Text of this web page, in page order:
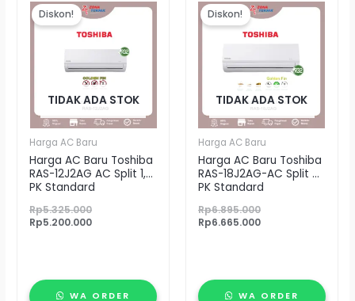
TIDAK ADA STOK
Diskon!
Harga AC Baru
Harga AC Baru Toshiba
RAS-12J2AG AC Split 1,5
PK Standard
Rp5.325.000
aslinya
adalah:
Rp5.325.000.
Rp5.200.000
saat
ini
adalah:
Rp5.200.000.
WA ORDER
TIDAK ADA STOK
Diskon!
Harga AC Baru
Harga AC Baru Toshiba
RAS-18J2AG-AC Split 2
PK Standard
Rp6.895.000
aslinya
adalah:
Rp6.895.000.
Rp6.665.000
saat
ini
adalah:
Rp6.665.000.
WA ORDER